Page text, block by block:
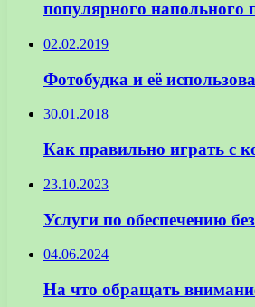
популярного напольного
02.02.2019
Фотобудка и её
30.01.2018
Как правильно играть с
23.10.2023
Услуги по обеспечению
04.06.2024
На что обращать